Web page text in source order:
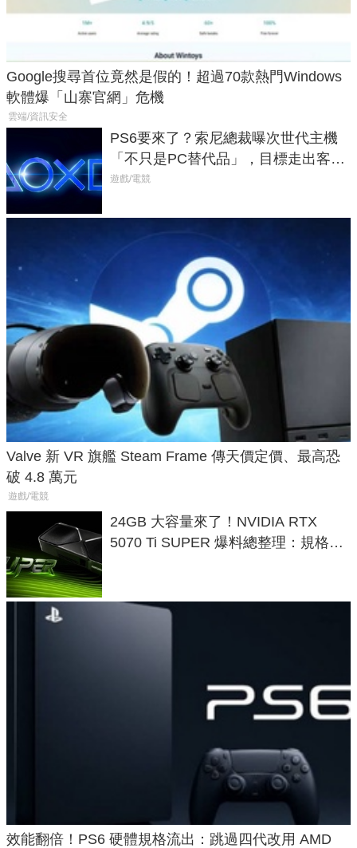
Google搜尋首位竟然是假的！超過70款熱門Windows
軟體爆「山寨官網」危機
雲端/資訊安全
PS6要來了？索尼總裁曝次世代主機
「不只是PC替代品」，目標走出客
廳、進軍電競桌面
遊戲/電競
Valve 新 VR 旗艦 Steam Frame 傳天價定價、最高恐
破 4.8 萬元
遊戲/電競
24GB 大容量來了！NVIDIA RTX
5070 Ti SUPER 爆料總整理：規格、
效能翻倍！PS6 硬體規格流出：跳過四代改用 AMD